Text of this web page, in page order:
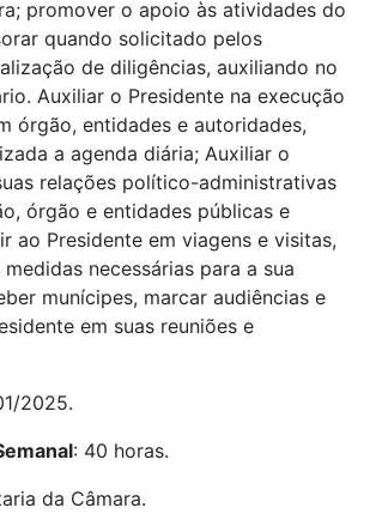
promover o apoio às atividades do
quando solicitado pelos
de diligências, auxiliando no
Auxiliar o Presidente na execução
órgão, entidades e autoridades,
a agenda diária; Auxiliar o
relações político-administrativas
órgão e entidades públicas e
ao Presidente em viagens e visitas,
necessárias para a sua
munícipes, marcar audiências e
em suas reuniões e
2025.
: 40 horas.
da Câmara.